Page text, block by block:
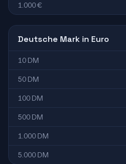
1.000 €
Deutsche Mark in Euro
10 DM
50 DM
100 DM
500 DM
1.000 DM
5.000 DM